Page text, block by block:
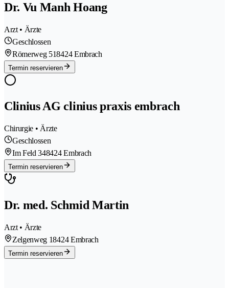
Dr. Vu Manh Hoang
Arzt • Ärzte
Geschlossen
Römerweg 518424 Embrach
Termin reservieren
Clinius AG clinius praxis embrach
Chirurgie • Ärzte
Geschlossen
Im Feld 348424 Embrach
Termin reservieren
Dr. med. Schmid Martin
Arzt • Ärzte
Zelgenweg 18424 Embrach
Termin reservieren